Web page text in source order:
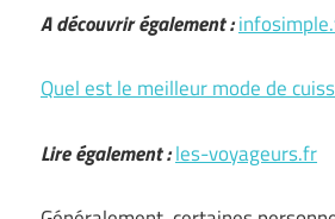
A découvrir également :
Quel est le meilleur mode de
Lire également :les-voyageurs.fr